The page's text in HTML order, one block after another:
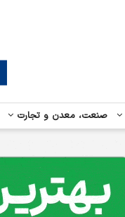
صنعت، معدن و تجارت